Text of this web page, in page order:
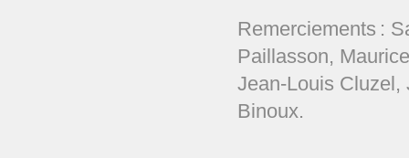
Remerciements :
Paillasson,
Jean-Louis Cluzel,
Binoux.